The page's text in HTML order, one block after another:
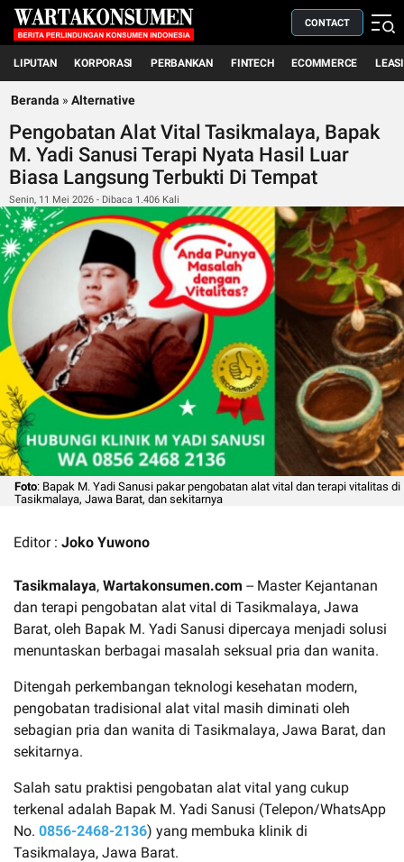
CONTACT
LIPUTAN KORPORASI PERBANKAN FINTECH ECOMMERCE
Beranda » Alternative
Pengobatan Alat Vital Tasikmalaya, Bapak
M. Yadi Sanusi Terapi Nyata Hasil Luar
Biasa Langsung Terbukti Di Tempat
Senin, 11 Mei 2026 - Dibaca 1.406 Kali
Foto: Bapak M. Yadi Sanusi pakar pengobatan alat vital dan terapi vitalitas di
Tasikmalaya, Jawa Barat, dan sekitarnya
Editor : Joko Yuwono
Tasikmalaya, Wartakonsumen.com -- Master Kejantanan
dan terapi pengobatan alat vital di Tasikmalaya, Jawa
Barat, oleh Bapak M. Yadi Sanusi dipercaya menjadi solusi
menuntaskan berbagai masalah seksual pria dan wanita.
Ditengah perkembangan teknologi kesehatan modern,
pengobatan tradisional alat vital masih diminati oleh
sebagian pria dan wanita di Tasikmalaya, Jawa Barat, dan
sekitarnya.
Salah satu praktisi pengobatan alat vital yang cukup
terkenal adalah Bapak M. Yadi Sanusi (Telepon/WhatsApp
No. 0856-2468-2136) yang membuka klinik di
Tasikmalaya, Jawa Barat.